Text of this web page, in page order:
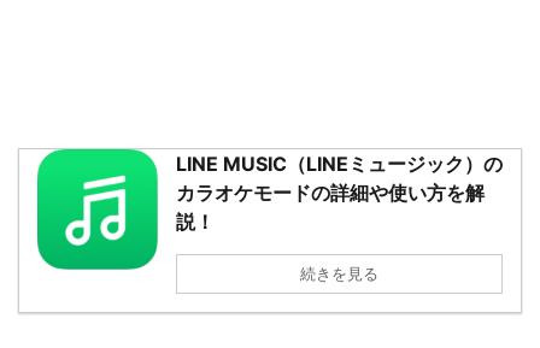
LINE MUSIC（LINEミュージック）の
カラオケモードの詳細や使い方を解
説！
続きを見る